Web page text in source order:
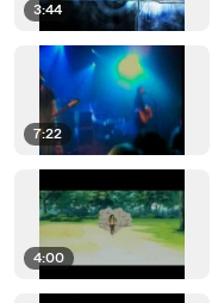
3:44
7:22
4:00